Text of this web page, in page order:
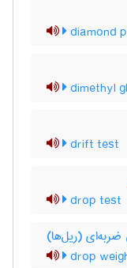
diamond
dimethyl
drift test
drop test
(ریل‌ها)
drop